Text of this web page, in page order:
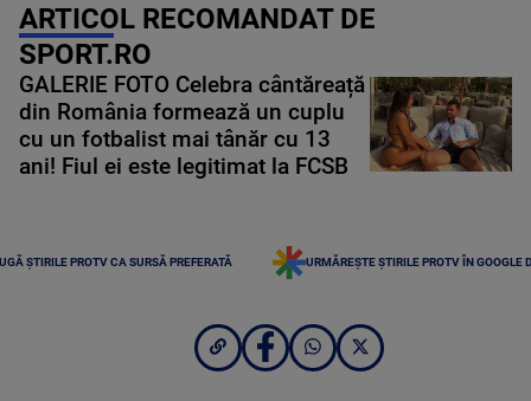
ARTICOL RECOMANDAT DE
SPORT.RO
GALERIE FOTO Celebra cântăreață
din România formează un cuplu
cu un fotbalist mai tânăr cu 13
ani! Fiul ei este legitimat la FCSB
ȘTIRILE PROTV CA SURSĂ PREFERATĂ URMĂREȘTE ȘTIRILE PROTV ÎN GOOGLE